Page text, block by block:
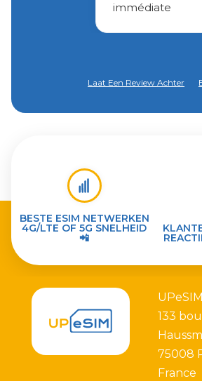
immédiate
Laat Een Review Achter
BESTE ESIM NETWERKEN
4G/LTE OF 5G SNELHEID
📲
UPeSIM
133
75008
France